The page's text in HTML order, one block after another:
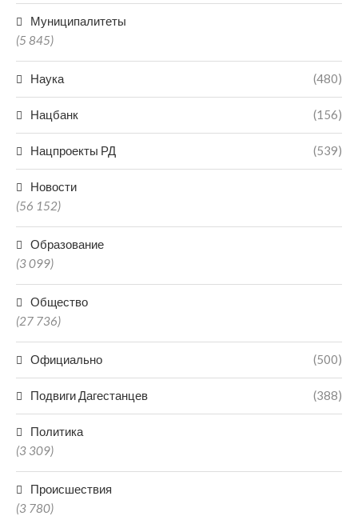
Муниципалитеты
(5 845)
Наука (480)
Нацбанк (156)
Нацпроекты РД (539)
Новости
(56 152)
Образование
(3 099)
Общество
(27 736)
Официально (500)
Подвиги Дагестанцев (388)
Политика
(3 309)
Происшествия
(3 780)